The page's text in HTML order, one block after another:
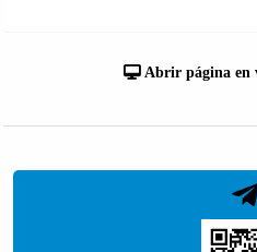
Abrir página en